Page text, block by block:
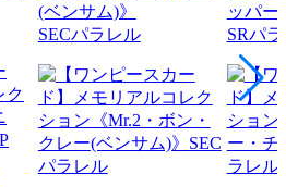
(ベンサム)》
SECパラレル
ッパー
SRパ